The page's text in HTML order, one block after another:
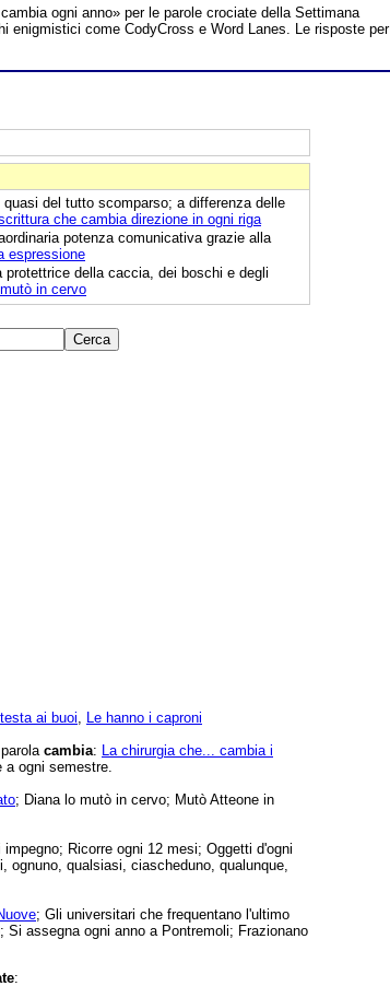
ogni anno» per le parole crociate della Settimana
enigmistici come CodyCross e Word Lanes. Le risposte per
del tutto scomparso; a differenza delle
che cambia direzione in ogni riga
potenza comunicativa grazie alla
espressione
protettrice della caccia, dei boschi e degli
in cervo
ai buoi
Le hanno i caproni
cambia: La chirurgia che... cambia i
ogni semestre.
; Diana lo mutò in cervo; Mutò Atteone in
impegno; Ricorre ogni 12 mesi; Oggetti d'ogni
ognuno, qualsiasi, ciascheduno, qualunque,
; Gli universitari che frequentano l'ultimo
assegna ogni anno a Pontremoli; Frazionano
: